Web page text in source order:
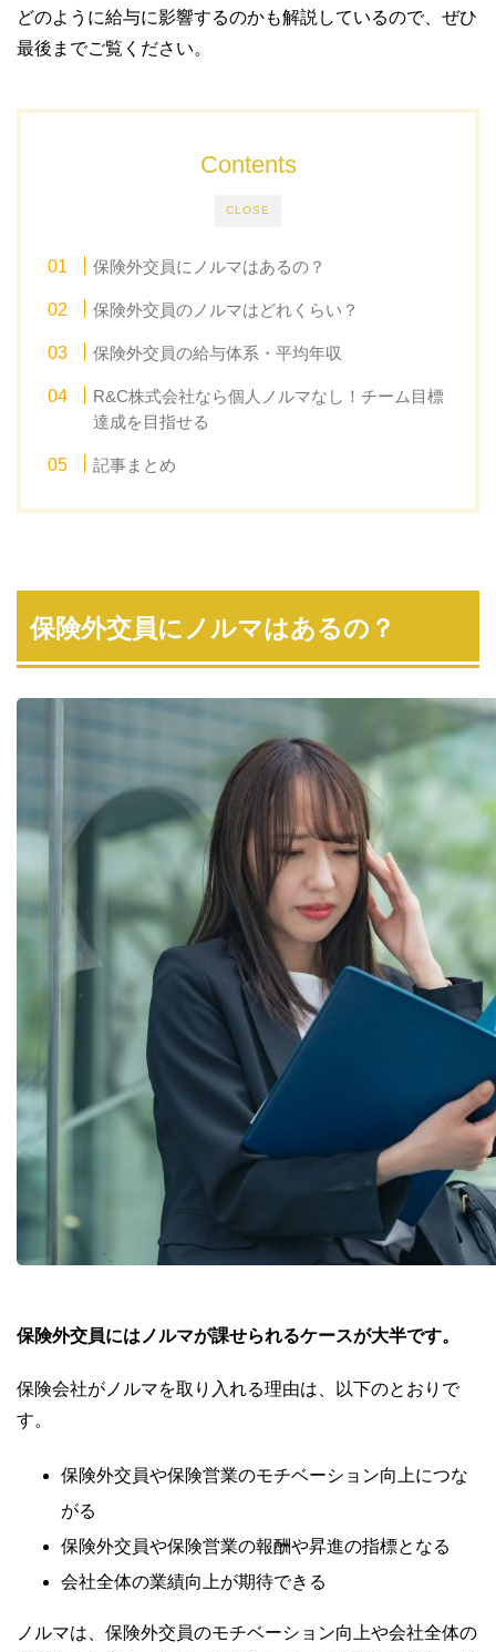
どのように給与に影響するのかも解説しているので、ぜひ
最後までご覧ください。
CLOSE
Contents
保険外交員にノルマはあるの？
保険外交員のノルマはどれくらい？
保険外交員の給与体系・平均年収
R&C株式会社なら個人ノルマなし！チーム目標
達成を目指せる
記事まとめ
保険外交員にノルマはあるの？
保険外交員にはノルマが課せられるケースが大半です。
保険会社がノルマを取り入れる理由は、以下のとおりで
す。
保険外交員や保険営業のモチベーション向上につな
がる
保険外交員や保険営業の報酬や昇進の指標となる
会社全体の業績向上が期待できる
ノルマは、保険外交員のモチベーション向上や会社全体の